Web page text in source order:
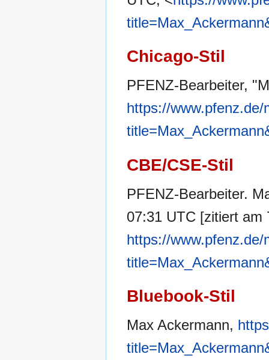
Chicago-Stil
PFENZ-Bearbeiter,
https://
CBE/CSE-Stil
PFENZ-Bearbeiter.
07:31 UTC [zitiert am
https://
Bluebook-Stil
Max Ackermann,